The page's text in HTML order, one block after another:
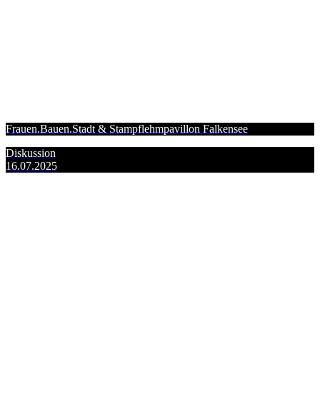
Frauen.Bauen.Stadt & Stampflehmpavillon Falkensee
Diskussion
16.07.2025